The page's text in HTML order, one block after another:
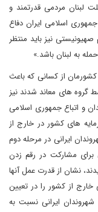
لبنان مردمی قدرتمند و
اسلامی ایران دفاع
نیز باید منتظر
به لبنان باشد.»
از کسانی که باعث
گروه های معاند شدند نیز
و اتباع جمهوری اسلامی
های کشور در خارج از
بیش از ۲۰ درصدی شهروندان ایرانی در مرحله دوم
برای مشارکت در رقم زدن
نشان از قدرت عمل آنها
خارج از کشور را در تعیین
ایرانی نسبت به